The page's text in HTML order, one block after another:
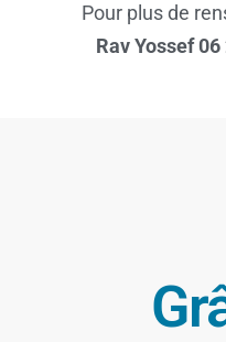
Pour plus de
Rav Yossef